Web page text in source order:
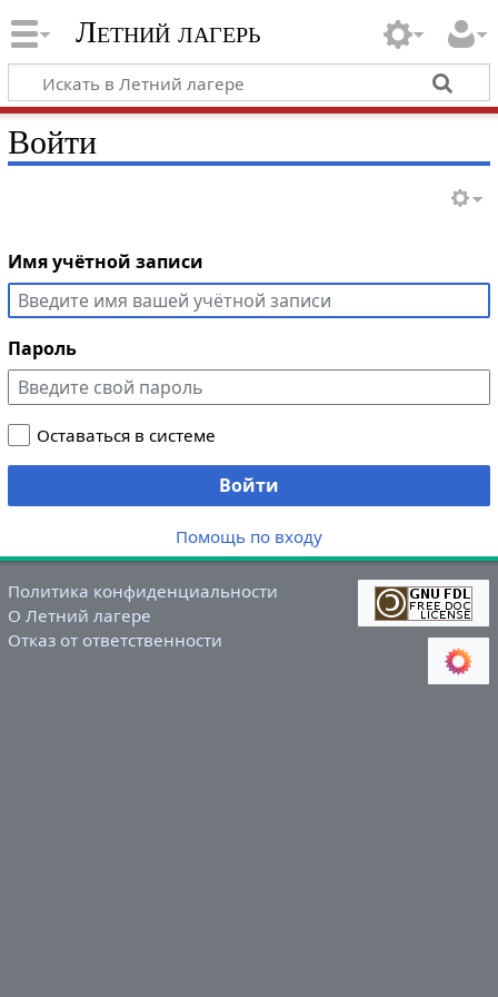
Летний лагерь
Войти
Имя учётной записи
Пароль
Оставаться в системе
Войти
Помощь по входу
Политика конфиденциальности
О Летний лагере
Отказ от ответственности